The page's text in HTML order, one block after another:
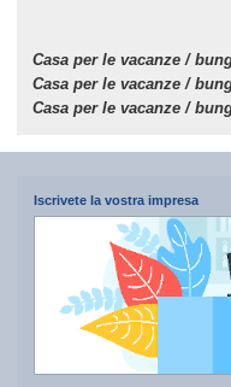
Casa per le vacanze /
Casa per le vacanze /
Casa per le vacanze /
Iscrivete la vostra impresa